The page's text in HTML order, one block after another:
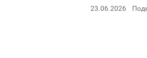
23.06.2026